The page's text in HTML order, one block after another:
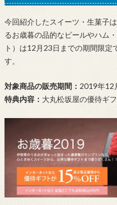
今回紹介したスイーツ・生菓子
るお歳暮の品的なビールやハム
ト）は12月23日までの期間限定
す。
対象商品の販売期間： 2019年12
特典内容： 大丸松坂屋の優待ギ